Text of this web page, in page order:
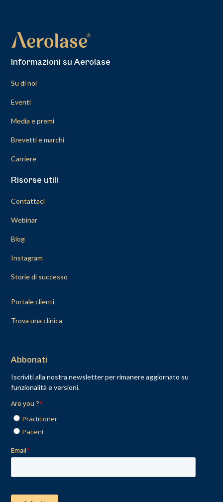
Informazioni su Aerolase
Su di noi
Eventi
Media e premi
Brevetti e marchi
Carriere
Risorse utili
Contattaci
Webinar
Blog
Instagram
Storie di successo
Portale clienti
Trova una clinica
Abbonati
Iscriviti alla nostra newsletter per rimanere aggiornato su
funzionalità e versioni.